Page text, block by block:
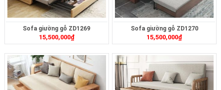
Sofa giường gỗ ZD1269
15,500,000₫
Sofa giường gỗ ZD1270
15,500,000₫